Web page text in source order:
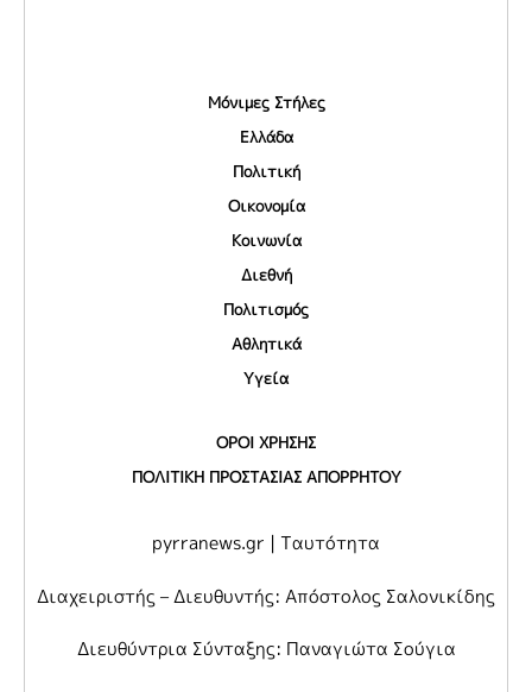
Μόνιμες Στήλες
Ελλάδα
Πολιτική
Οικονομία
Κοινωνία
Διεθνή
Πολιτισμός
Αθλητικά
Υγεία
ΟΡΟΙ ΧΡΗΣΗΣ
ΠΟΛΙΤΙΚΗ ΠΡΟΣΤΑΣΙΑΣ ΑΠΟΡΡΗΤΟΥ
pyrranews.gr | Ταυτότητα
Διαχειριστής – Διευθυντής: Απόστολος Σαλονικίδης
Διευθύντρια Σύνταξης: Παναγιώτα Σούγια